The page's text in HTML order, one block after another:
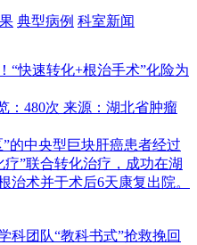
典型病例 科室新闻
“快速转化+根治手术”化险为
：480次 来源：湖北省肿瘤
的中央型巨块肝癌患者经过
”联合转化治疗，成功在湖
治术并于术后6天康复出院。
科团队“教科书式”抢救挽回